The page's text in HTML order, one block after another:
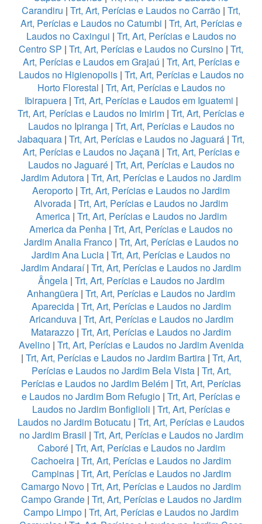
Carandiru | Trt, Art, Perícias e Laudos no Carrão | Trt,
Art, Perícias e Laudos no Catumbi | Trt, Art, Perícias e
Laudos no Caxingui | Trt, Art, Perícias e Laudos no
Centro SP | Trt, Art, Perícias e Laudos no Cursino | Trt,
Art, Perícias e Laudos em Grajaú | Trt, Art, Perícias e
Laudos no Higienopolis| Trt, Art, Perícias e Laudos no
Horto Florestal | Trt, Art, Perícias e Laudos no
Ibirapuera| Trt, Art, Perícias e Laudos em Iguatemi |
Trt, Art, Perícias e Laudos no Imirim | Trt, Art, Perícias e
Laudos no Ipiranga| Trt, Art, Perícias e Laudos no
Jabaquara | Trt, Art, Perícias e Laudos no Jaguará | Trt,
Art, Perícias e Laudos no Jaçanã| Trt, Art, Perícias e
Laudos no Jaguaré| Trt, Art, Perícias e Laudos no
Jardim Adutora | Trt, Art, Perícias e Laudos no Jardim
Aeroporto | Trt, Art, Perícias e Laudos no Jardim
Alvorada | Trt, Art, Perícias e Laudos no Jardim
America| Trt, Art, Perícias e Laudos no Jardim
America da Penha | Trt, Art, Perícias e Laudos no
Jardim Analia Franco| Trt, Art, Perícias e Laudos no
Jardim Ana Lucia | Trt, Art, Perícias e Laudos no
Jardim Andaraí| Trt, Art, Perícias e Laudos no Jardim
Ângela| Trt, Art, Perícias e Laudos no Jardim
Anhangüera | Trt, Art, Perícias e Laudos no Jardim
Aparecida| Trt, Art, Perícias e Laudos no Jardim
Aricanduva| Trt, Art, Perícias e Laudos no Jardim
Matarazzo | Trt, Art, Perícias e Laudos no Jardim
Avelino| Trt, Art, Perícias e Laudos no Jardim Avenida
| Trt, Art, Perícias e Laudos no Jardim Bartira| Trt, Art,
Perícias e Laudos no Jardim Bela Vista| Trt, Art,
Perícias e Laudos no Jardim Belém | Trt, Art, Perícias
e Laudos no Jardim Bom Refugio | Trt, Art, Perícias e
Laudos no Jardim Bonfiglioli | Trt, Art, Perícias e
Laudos no Jardim Botucatu | Trt, Art, Perícias e Laudos
no Jardim Brasil | Trt, Art, Perícias e Laudos no Jardim
Caboré| Trt, Art, Perícias e Laudos no Jardim
Cachoeira | Trt, Art, Perícias e Laudos no Jardim
Campinas| Trt, Art, Perícias e Laudos no Jardim
Camargo Novo | Trt, Art, Perícias e Laudos no Jardim
Campo Grande| Trt, Art, Perícias e Laudos no Jardim
Campo Limpo | Trt, Art, Perícias e Laudos no Jardim